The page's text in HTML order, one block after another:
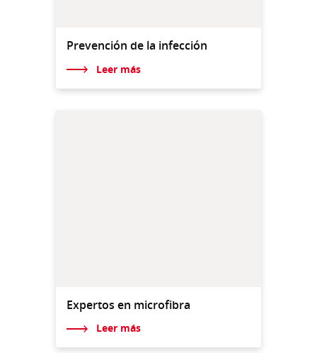
Prevención de la infección
Leer más
Expertos en microfibra
Leer más